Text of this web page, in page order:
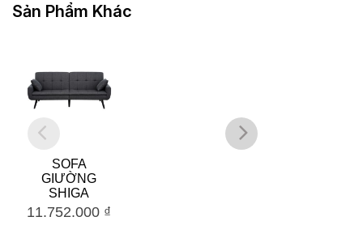
Sản Phẩm Khác
SOFA
GIƯỜNG
SHIGA
11.752.000 ₫